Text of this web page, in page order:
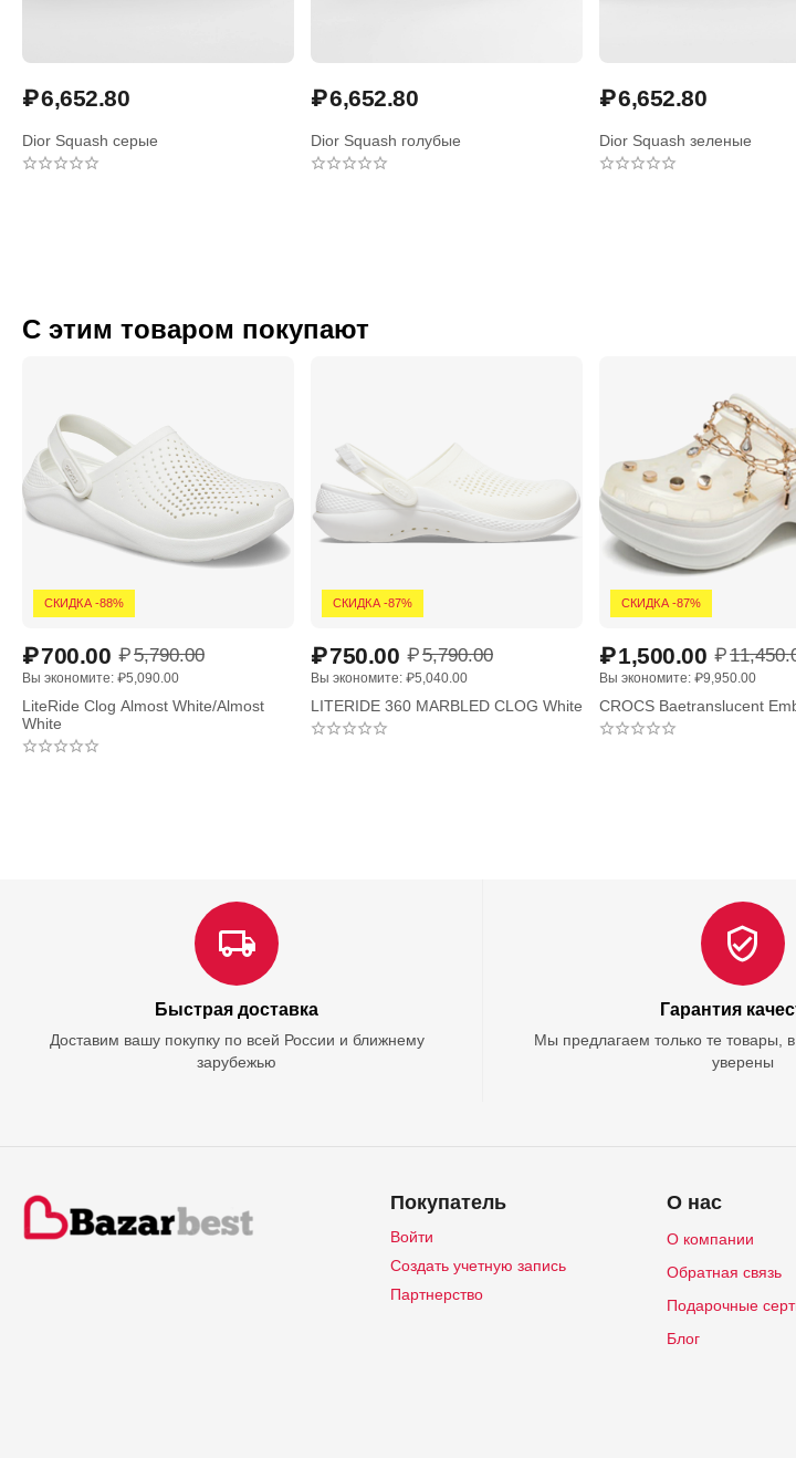
₽6,652.80
Dior Squash серые
₽6,652.80
Dior Squash голубые
₽6,652.80
Dior Squash зеленые
С этим товаром покупают
СКИДКА -88%
₽5,790.00
₽700.00
Вы экономите: ₽5,090.00
LiteRide Clog Almost White/Almost
White
СКИДКА -87%
₽5,790.00
₽750.00
Вы экономите: ₽5,040.00
LITERIDE 360 MARBLED CLOG White
СКИДКА -87%
₽
₽1,500.00
Вы экономите: ₽9,950.00
CROCS Baetranslucent
Быстрая доставка
Доставим вашу покупку по всей России и ближнему
зарубежью
Гарантия
Мы предлагаем только те товары,
уверены
Покупатель
Войти
Создать учетную запись
Партнерство
О нас
О компании
Обратная связь
Подарочные
Блог